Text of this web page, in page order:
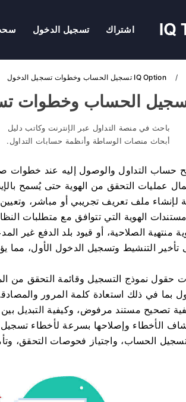
تسجيل الدخول اشتراك
IQ Option تسجيل الحساب وخطوات تسجيل الدخول
باحث في منصة التداول عبر الإنترنت وكاتب دليل
أبحاث منصات الوساطة وأنظمة حسابات التداول.
حساب التداول والوصول إليه عند خطوات
عمليات التحقق من الهوية حتى يُسمح
ملف تعريف تجريبي أو مباشر، وتعيين
مستندات الهوية التي تتوافق مع متطلبات
منتهية الصلاحية، أو قيود بلد الدفع غير
تأخير التنشيط وتسجيل الدخول الأول،
حقول نموذج التسجيل وقائمة التحقق من
بما في ذلك استعادة كلمة المرور والمصادقة
تصحيح مستند مرفوض، وكيفية التبديل بين
الأخطاء وإصلاحها بسرعة لأخطاء